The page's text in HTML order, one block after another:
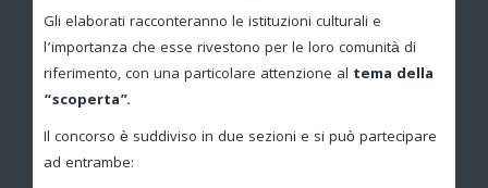
Gli elaborati racconteranno le istituzioni culturali e
l’importanza che esse rivestono per le loro comunità di
riferimento, con una particolare attenzione al tema della
“scoperta”.
Il concorso è suddiviso in due sezioni e si può partecipare
ad entrambe: